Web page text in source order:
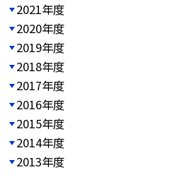
2021年度
2020年度
2019年度
2018年度
2017年度
2016年度
2015年度
2014年度
2013年度